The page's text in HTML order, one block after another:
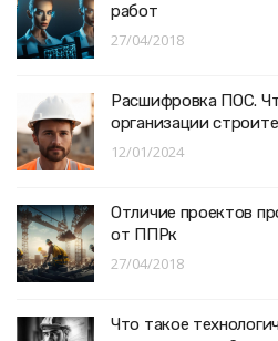
работ
27/04/2018
Расшифровка ПОС.
организации
12/01/2024
Отличие проектов
от ППРк
27/04/2018
Что такое